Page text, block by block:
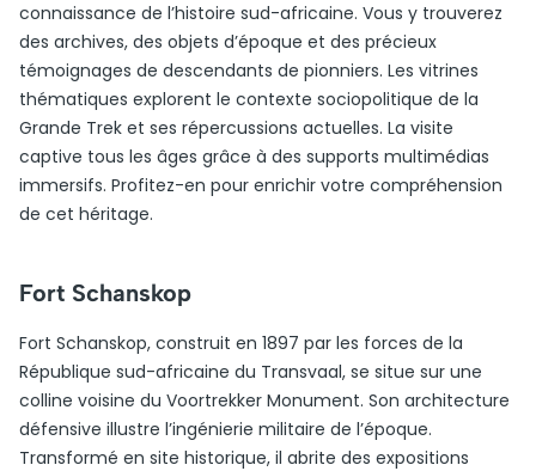
connaissance de l’histoire sud-africaine. Vous y trouverez
des archives, des objets d’époque et des précieux
témoignages de descendants de pionniers. Les vitrines
thématiques explorent le contexte sociopolitique de la
Grande Trek et ses répercussions actuelles. La visite
captive tous les âges grâce à des supports multimédias
immersifs. Profitez-en pour enrichir votre compréhension
de cet héritage.
Fort Schanskop
Fort Schanskop, construit en 1897 par les forces de la
République sud-africaine du Transvaal, se situe sur une
colline voisine du Voortrekker Monument. Son architecture
défensive illustre l’ingénierie militaire de l’époque.
Transformé en site historique, il abrite des expositions